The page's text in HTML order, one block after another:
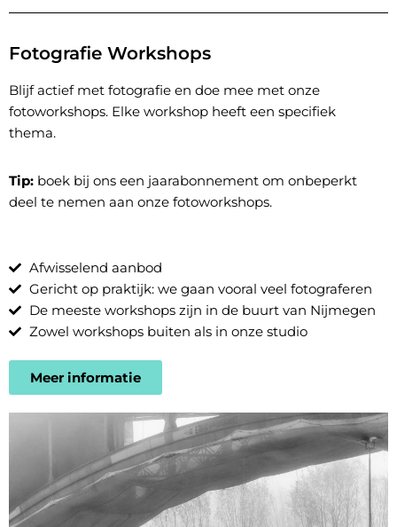
Fotografie Workshops
Blijf actief met fotografie en doe mee met onze
fotoworkshops. Elke workshop heeft een specifiek
thema.
Tip: boek bij ons een jaarabonnement om onbeperkt
deel te nemen aan onze fotoworkshops.
Afwisselend aanbod
Gericht op praktijk: we gaan vooral veel fotograferen
De meeste workshops zijn in de buurt van Nijmegen
Zowel workshops buiten als in onze studio
Meer informatie